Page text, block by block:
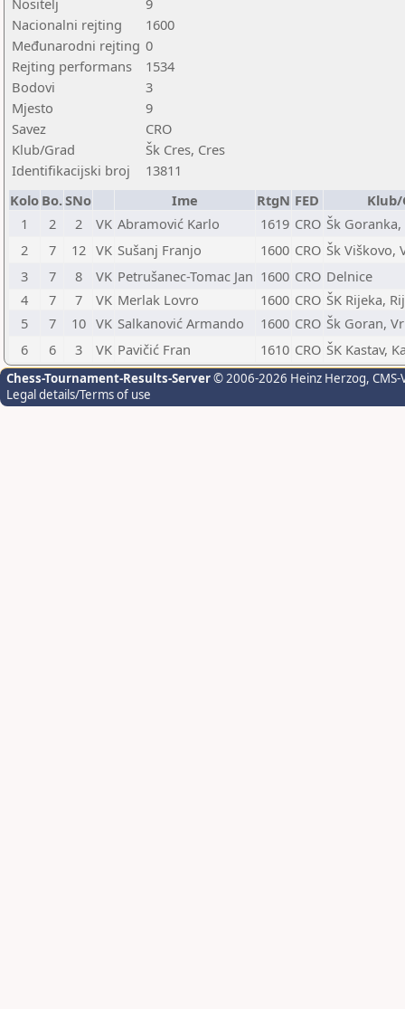
Nositelj
9
Nacionalni rejting
1600
Međunarodni rejting 0
Rejting performans
1534
Bodovi
3
Mjesto
9
Savez
CRO
Klub/Grad
Šk Cres, Cres
Identifikacijski broj
13811
Kolo Bo.SNo Ime RtgN FED
1
2 2 VK Abramović Karlo 1619 CRO Šk
2
7 12 VK Sušanj Franjo 1600 CRO Šk Viškovo,
3
7 8 VK Petrušanec-Tomac Jan 1600 CRO Delnice
4
7 7 VK Merlak Lovro 1600 CRO ŠK Rijeka,
5
7 10 VK Salkanović Armando 1600 CRO Šk Goran,
6
6 3 VK Pavičić Fran 1610 CRO ŠK Kastav,
Chess-Tournament-Results-Server© 2006-2026 Heinz Herzog,
Legal details/Terms of use